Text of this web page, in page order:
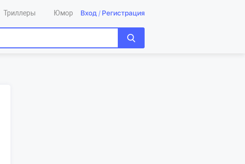
Триллеры Юмор Вход / Регистрация